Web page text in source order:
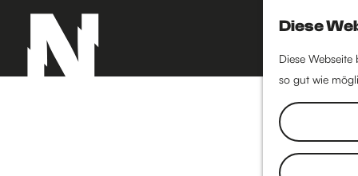
Diese
Diese
so gut wie